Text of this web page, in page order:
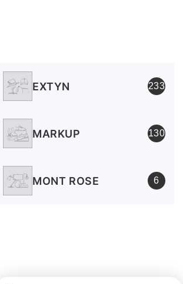
EXTYN 233
MARKUP 130
MONT ROSE 6